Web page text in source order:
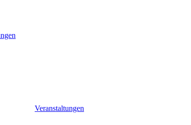
Veranstaltungen